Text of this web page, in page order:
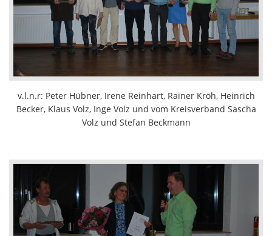
v.l.n.r: Peter Hübner, Irene Reinhart, Rainer Kröh, Heinrich
Becker, Klaus Volz, Inge Volz und vom Kreisverband Sascha
Volz und Stefan Beckmann